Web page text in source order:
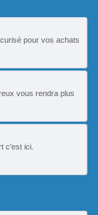
pour vos achats
vous rendra plus
c'est ici.